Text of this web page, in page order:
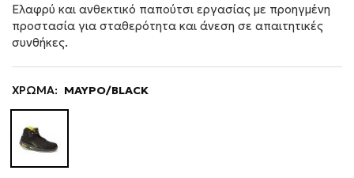
Ελαφρύ και ανθεκτικό παπούτσι εργασίας με προηγμένη
προστασία για σταθερότητα και άνεση σε απαιτητικές
συνθήκες.
ΧΡΩΜΑ: ΜΑΥΡΟ/BLACK